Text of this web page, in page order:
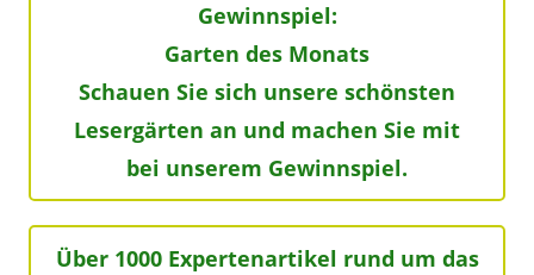
Gewinnspiel:
Garten des Monats
Schauen Sie sich unsere schönsten
Lesergärten an und machen Sie mit
bei unserem Gewinnspiel.
Über 1000 Expertenartikel rund um das